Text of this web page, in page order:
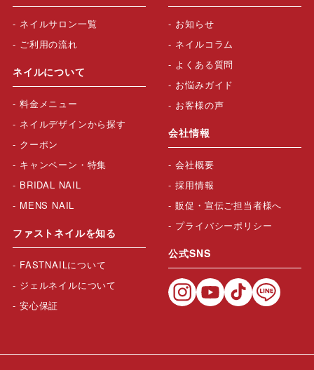
ネイルサロン一覧
ご利用の流れ
ネイルについて
料金メニュー
ネイルデザインから探す
クーポン
キャンペーン・特集
BRIDAL NAIL
MENS NAIL
ファストネイルを知る
FASTNAILについて
ジェルネイルについて
安心保証
お知らせ
ネイルコラム
よくある質問
お悩みガイド
お客様の声
会社情報
会社概要
採用情報
販促・宣伝ご担当者様へ
プライバシーポリシー
公式SNS